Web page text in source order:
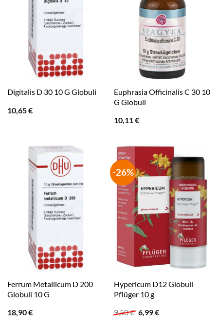
Digitalis D 30 10 G Globuli
10,65€
Euphrasia Officinalis C 30 10
G Globuli
10,11€
Ferrum Metallicum D 200
Globuli 10 G
18,90€
-26%
Hypericum D12 Globuli
Pflüger 10 g
9,50€ Ursprünglicher
6,99€Aktueller